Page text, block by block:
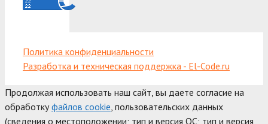
Политика конфиденциальности
Разработка и техническая поддержка - El-Code.ru
Продолжая использовать наш сайт, вы даете согласие на
обработкуфайлов cookie , пользовательских данных
(сведения о местоположении; тип и версия ОС; тип и версия